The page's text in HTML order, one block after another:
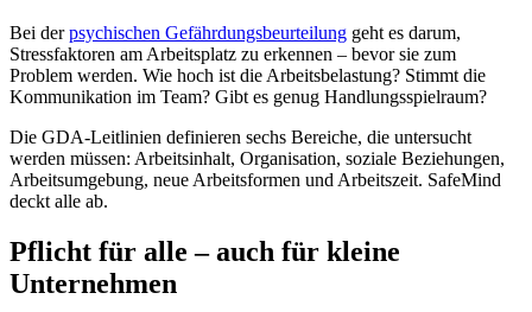
Bei derpsychischen Gefährdungsbeurteilung geht es darum,
Stressfaktoren am Arbeitsplatz zu erkennen – bevor sie zum
Problem werden. Wie hoch ist die Arbeitsbelastung? Stimmt die
Kommunikation im Team? Gibt es genug Handlungsspielraum?
Die GDA-Leitlinien definieren sechs Bereiche, die untersucht
werden müssen: Arbeitsinhalt, Organisation, soziale Beziehungen,
Arbeitsumgebung, neue Arbeitsformen und Arbeitszeit. SafeMind
deckt alle ab.
Pflicht für alle – auch für kleine
Unternehmen